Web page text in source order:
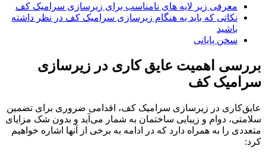
معرفی زیر لایه‌ های نامناسب برای زیرسازی سرامیک کف
نکاتی که باید به هنگام زیرسازی سرامیک کف در نظر داشته
باشید
سخن پایانی
بررسی اهمیت عایق کاری در زیرسازی
سرامیک کف
عایق‌کاری در زیرسازی سرامیک کف، اقدامی ضروری برای تضمین
سلامتی، دوام و زیبایی ساختمان به شمار می‌آید و بدون شک مزایای
متعددی را به همراه دارد که در ادامه به برخی از آنها اشاره خواهیم
کرد: